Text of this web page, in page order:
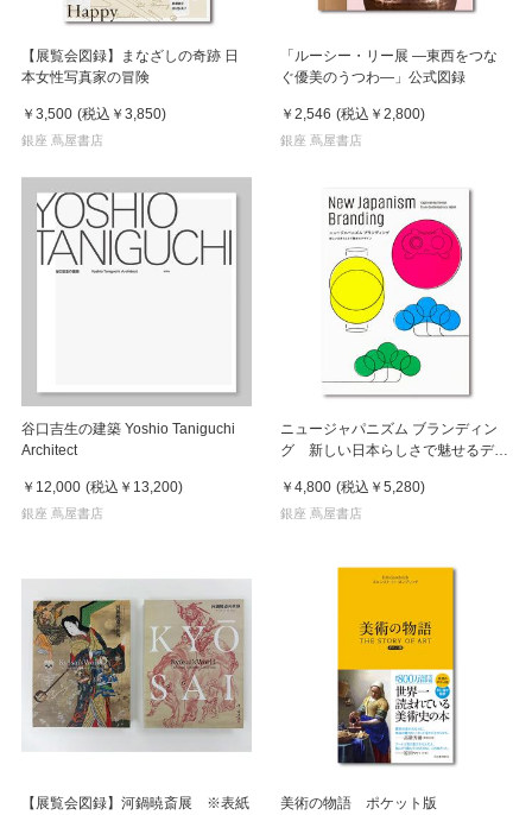
【展覧会図録】まなざしの奇跡 日
本女性写真家の冒険
￥3,500 (税込 ￥3,850)
銀座 蔦屋書店
「ルーシー・リー展 ―東西をつな
ぐ優美のうつわ―」公式図録
￥2,546 (税込 ￥2,800)
銀座 蔦屋書店
谷口吉生の建築 Yoshio Taniguchi
Architect
￥12,000 (税込 ￥13,200)
銀座 蔦屋書店
ニュージャパニズム ブランディン
グ 新しい日本らしさで魅せるデザ
￥4,800 (税込 ￥5,280)
銀座 蔦屋書店
【展覧会図録】河鍋暁斎展 ※表紙
美術の物語 ポケット版